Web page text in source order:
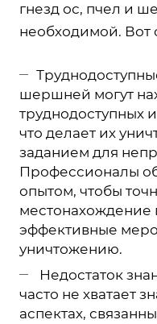
гнезд ос, пчел и
необходимой. Вот
шершней могут
труднодоступных
что делает их
заданием для
Профессионалы
опытом, чтобы
местонахождение
эффективные
уничтожению.
Недостаток
часто не хватает
аспектах,